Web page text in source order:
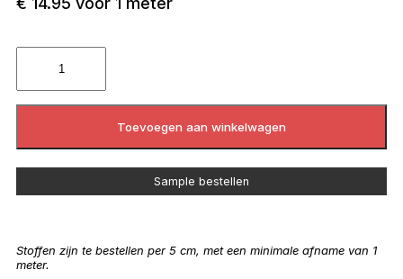
Toevoegen aan winkelwagen
Sample bestellen
Stoffen zijn te bestellen per 5 cm, met een minimale afname van 1
meter.